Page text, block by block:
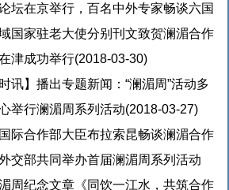
坛在京举行，百名中外专家畅谈六国
02)国家驻老大使分别刊文致贺澜湄合作
30)
津成功举行(2018-03-30)
讯】播出专题新闻：“澜湄周”活动多
03-30)
举行澜湄周系列活动(2018-03-27)
际合作部大臣布拉索昆畅谈澜湄合作
交部共同举办首届澜湄周系列活动
周纪念文章《同饮一江水，共筑合作